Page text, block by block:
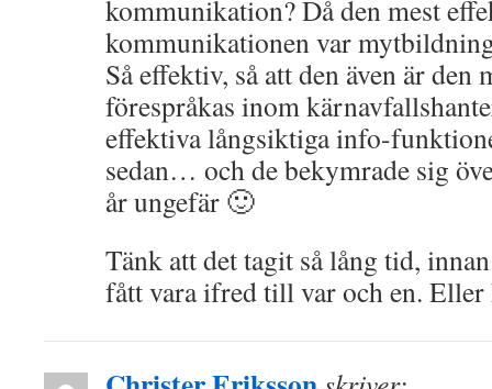
kommunikation? Då den mest
kommunikationen var
Så effektiv, så att den även är den
förespråkas inom
effektiva långsiktiga info-
sedan… och de bekymrade sig
år ungefär 🙂
Tänk att det tagit så lång tid,
fått vara ifred till var och en.